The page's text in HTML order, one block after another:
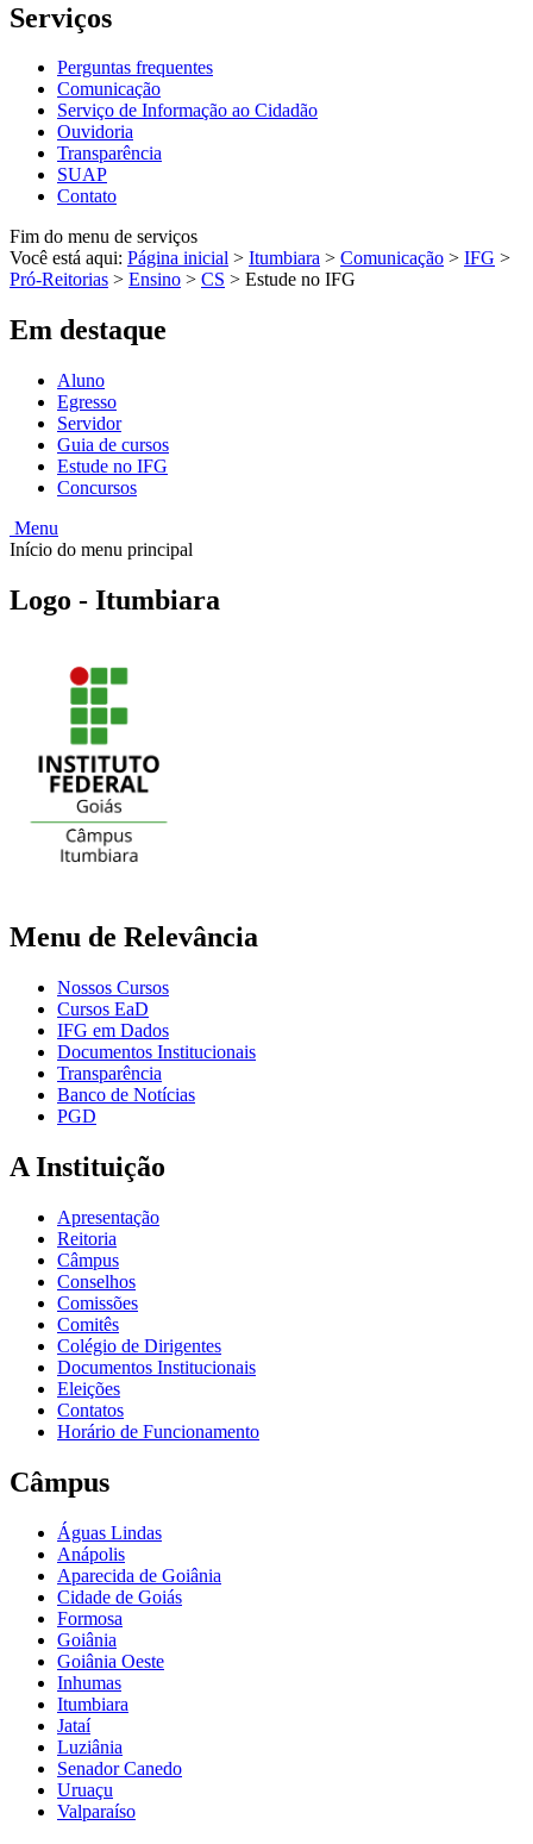
Serviços
Perguntas frequentes
Comunicação
Serviço de Informação ao Cidadão
Ouvidoria
Transparência
SUAP
Contato
Fim do menu de serviços
Você está aqui: Página inicial > Itumbiara > Comunicação > IFG >
Pró-Reitorias > Ensino > CS > Estude no IFG
Em destaque
Aluno
Egresso
Servidor
Guia de cursos
Estude no IFG
Concursos
Menu
Início do menu principal
Logo - Itumbiara
Menu de Relevância
Nossos Cursos
Cursos EaD
IFG em Dados
Documentos Institucionais
Transparência
Banco de Notícias
PGD
A Instituição
Apresentação
Reitoria
Câmpus
Conselhos
Comissões
Comitês
Colégio de Dirigentes
Documentos Institucionais
Eleições
Contatos
Horário de Funcionamento
Câmpus
Águas Lindas
Anápolis
Aparecida de Goiânia
Cidade de Goiás
Formosa
Goiânia
Goiânia Oeste
Inhumas
Itumbiara
Jataí
Luziânia
Senador Canedo
Uruaçu
Valparaíso